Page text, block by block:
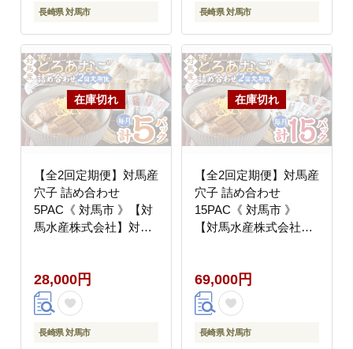
長崎県 対馬市 長崎県 対馬市
【全2回定期便】対馬産
穴子 詰め合わせ
5PAC《 対馬市 》【対
馬水産株式会社】対馬
[WAV016]
28,000円
長崎県 対馬市
【全2回定期便】対馬産
穴子 詰め合わせ
15PAC《 対馬市 》
【対馬水産株式会社】
海鮮 [WAV018]
69,000円
長崎県 対馬市